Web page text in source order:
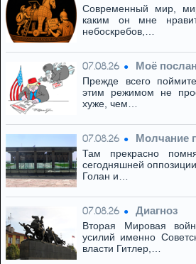
Современный мир,
каким он мне
небоскребов,…
07.08.26 Моё
Прежде всего
этим режимом не
хуже, чем…
07.08.26 Молчание
Там прекрасно
сегодняшней
Голан и…
07.08.26 Диагноз
Вторая Мировая
усилий именно
власти Гитлер,…